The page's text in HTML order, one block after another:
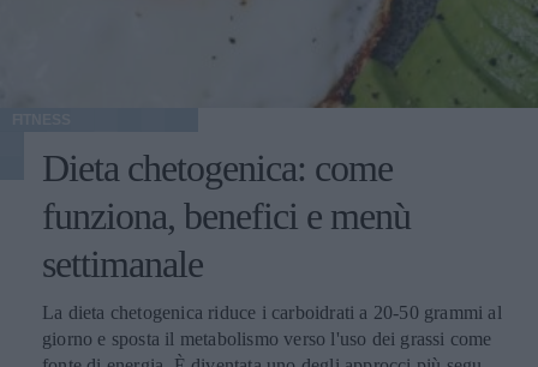
Dieta chetogenica: come
funziona, benefici e menù
settimanale
La dieta chetogenica riduce i carboidrati a 20-50 grammi al
giorno e sposta il metabolismo verso l'uso dei grassi come